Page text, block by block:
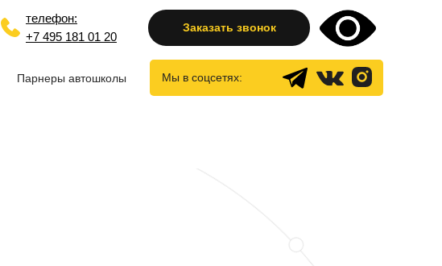
Мы в соцсетях:
Парнеры автошколы
Заказать звонок
телефон:
+7 495 181 01 20